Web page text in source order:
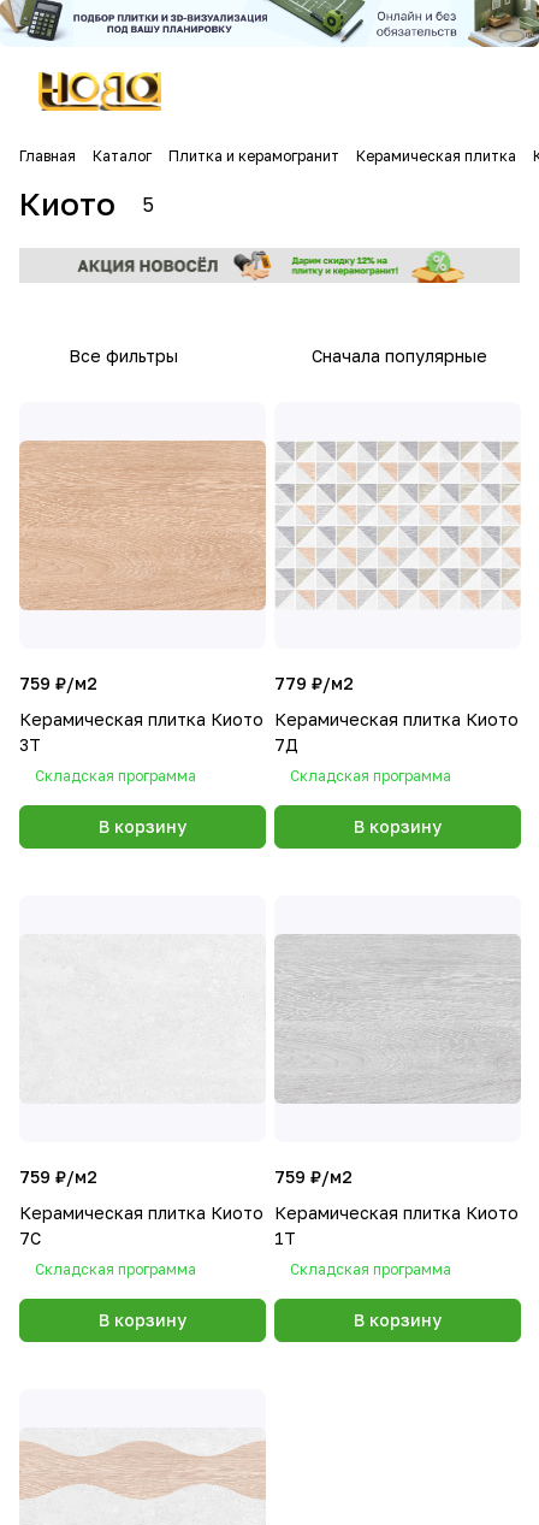
Главная Каталог Плитка и керамогранит Керамическая плитка
Киото 5
Все фильтры Сначала популярные
759 ₽/м2
Керамическая плитка Киото
3Т
Складская программа
В корзину
779 ₽/м2
Керамическая плитка Киото
7Д
Складская программа
В корзину
759 ₽/м2
Керамическая плитка Киото
7С
Складская программа
В корзину
759 ₽/м2
Керамическая плитка Киото
1Т
Складская программа
В корзину